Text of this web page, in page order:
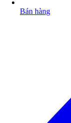
Bán hàng